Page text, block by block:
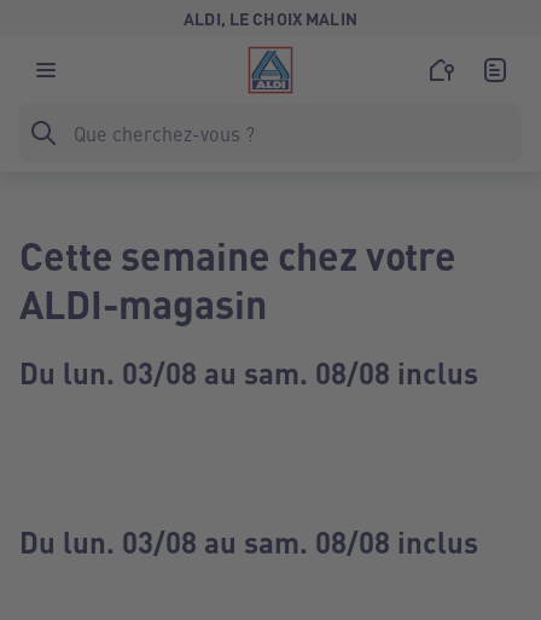
ALDI, LE CHOIX MALIN
Cette semaine chez votre
ALDI-magasin
Du lun. 03/08 au sam. 08/08 inclus
Du lun. 03/08 au sam. 08/08 inclus